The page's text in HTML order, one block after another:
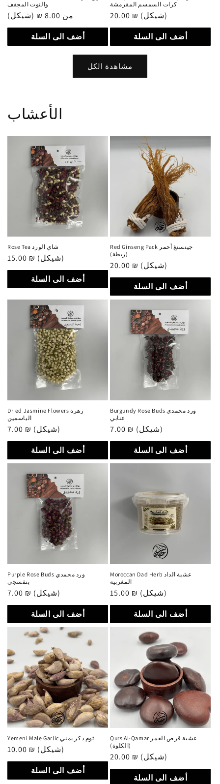
والتوت المجفف
سعر
عادي
من 8.00 ₪ (شيكل)
أضف الى السلة
كرات السمسم المقرمشة
سعر
عادي
20.00 ₪ (شيكل)
أضف الى السلة
مشاهدة الكل
الأعشاب
Rose Tea شاي الورد
سعر
عادي
15.00 ₪ (شيكل)
أضف الى السلة
Red Ginseng Pack جينسنغ أحمر
(ربطة)
سعر
عادي
20.00 ₪ (شيكل)
أضف الى السلة
Dried Jasmine Flowers زهرة
الياسمين
سعر
عادي
7.00 ₪ (شيكل)
أضف الى السلة
Burgundy Rose Buds ورد محمدي
عنابي
سعر
عادي
7.00 ₪ (شيكل)
أضف الى السلة
Purple Rose Buds ورد محمدي
بنفسجي
سعر
عادي
7.00 ₪ (شيكل)
أضف الى السلة
Moroccan Dad Herb عشبة الداد
المغربية
سعر
عادي
15.00 ₪ (شيكل)
أضف الى السلة
Yemeni Male Garlic ثوم ذكر يمني
سعر
عادي
10.00 ₪ (شيكل)
أضف الى السلة
Qurs Al-Qamar عشبة قرص القمر
(الكلوة)
سعر
عادي
20.00 ₪ (شيكل)
أضف الى السلة